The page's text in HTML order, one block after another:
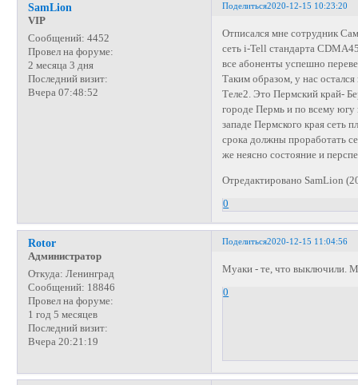
Поделиться2020-12-15 10:23:20
SamLion
VIP
Сообщений: 4452
Провел на форуме:
2 месяца 3 дня
Последний визит:
Вчера 07:48:52
Отписался мне сотрудник
сеть i-Tell стандарта
все абоненты успешно
Таким образом, у нас
Теле2. Это Пермский край-
городе Пермь и по всему
западе Пермского края сеть
срока должны проработать
же неясно состояние и
Отредактировано SamLion
0
Поделиться2020-12-15 11:04:56
Rotor
Администратор
Откуда: Ленинград
Сообщений: 18846
Провел на форуме:
1 год 5 месяцев
Последний визит:
Вчера 20:21:19
Муаки - те, что выключили.
0